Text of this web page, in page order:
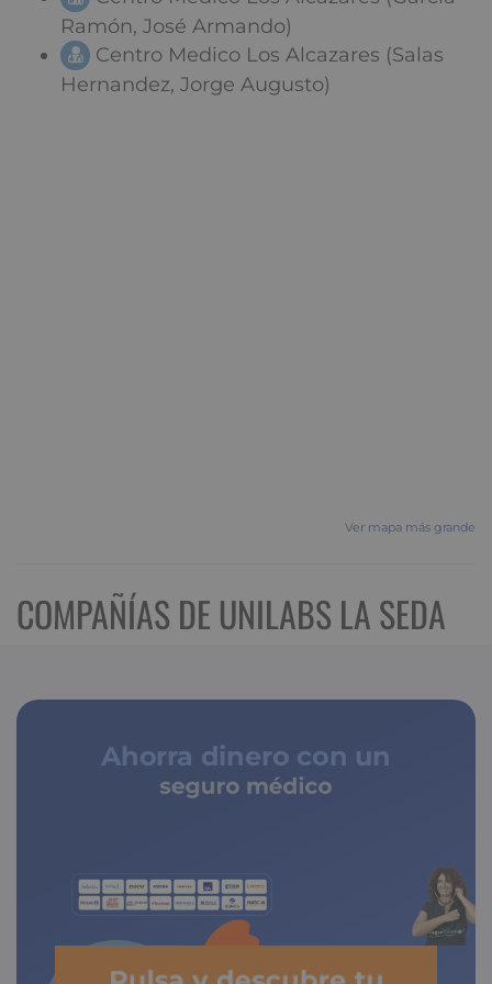
Ramón, José Armando)
Centro Medico Los Alcazares (Salas
Hernandez, Jorge Augusto)
Ver mapa más grande
COMPAÑÍAS DE UNILABS LA SEDA
Ahorra dinero con un
seguro médico